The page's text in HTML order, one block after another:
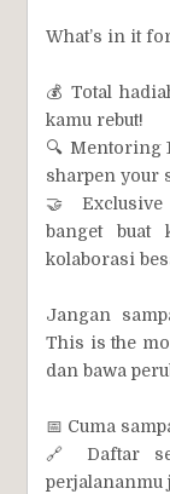
What’s in it
💰 Total
kamu rebut!
🔍 Mentoring
sharpen your
🤝
banget buat
kolaborasi
Jangan
This is the
dan bawa
📅 Cuma
🔗 Daftar
perjalananmu